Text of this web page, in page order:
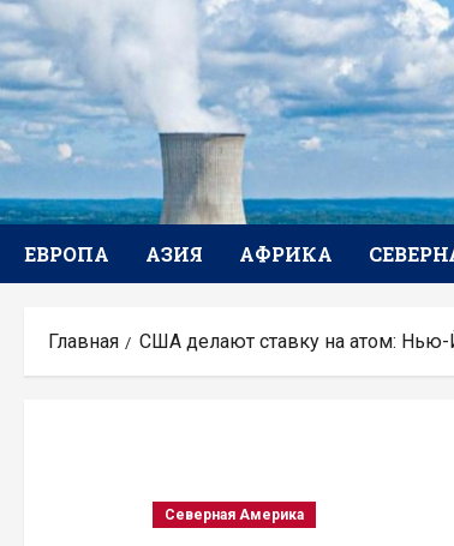
Перейти
к
содержимому
ЕВРОПА АЗИЯ АФРИКА
Главная США делают ставку на атом:
Северная Америка